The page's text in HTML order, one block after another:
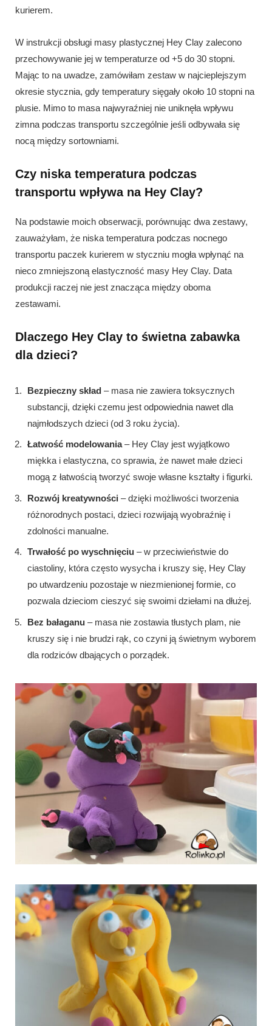
kurierem.
W instrukcji obsługi masy plastycznej Hey Clay zalecono
przechowywanie jej w temperaturze od +5 do 30 stopni.
Mając to na uwadze, zamówiłam zestaw w najcieplejszym
okresie stycznia, gdy temperatury sięgały około 10 stopni na
plusie. Mimo to masa najwyraźniej nie uniknęła wpływu
zimna podczas transportu szczególnie jeśli odbywała się
nocą między sortowniami.
Czy niska temperatura podczas
transportu wpływa na Hey Clay?
Na podstawie moich obserwacji, porównując dwa zestawy,
zauważyłam, że niska temperatura podczas nocnego
transportu paczek kurierem w styczniu mogła wpłynąć na
nieco zmniejszoną elastyczność masy Hey Clay. Data
produkcji raczej nie jest znacząca między oboma
zestawami.
Dlaczego Hey Clay to świetna zabawka
dla dzieci?
Bezpieczny skład – masa nie zawiera toksycznych
substancji, dzięki czemu jest odpowiednia nawet dla
najmłodszych dzieci (od 3 roku życia).
Łatwość modelowania– Hey Clay jest wyjątkowo
miękka i elastyczna, co sprawia, że nawet małe dzieci
mogą z łatwością tworzyć swoje własne kształty i figurki.
Rozwój kreatywności – dzięki możliwości tworzenia
różnorodnych postaci, dzieci rozwijają wyobraźnię i
zdolności manualne.
Trwałość po wyschnięciu – w przeciwieństwie do
ciastoliny, która często wysycha i kruszy się, Hey Clay
po utwardzeniu pozostaje w niezmienionej formie, co
pozwala dzieciom cieszyć się swoimi dziełami na dłużej.
Bez bałaganu – masa nie zostawia tłustych plam, nie
kruszy się i nie brudzi rąk, co czyni ją świetnym wyborem
dla rodziców dbających o porządek.